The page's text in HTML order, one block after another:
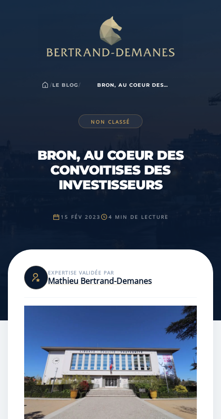
/LE BLOG /
BRON, AU COEUR DES
NON CLASSÉ
BRON, AU COEUR DES
CONVOITISES DES
INVESTISSEURS
15 FÉV 2023 4 MIN DE LECTURE
EXPERTISE VALIDÉE PAR
Mathieu Bertrand-Demanes